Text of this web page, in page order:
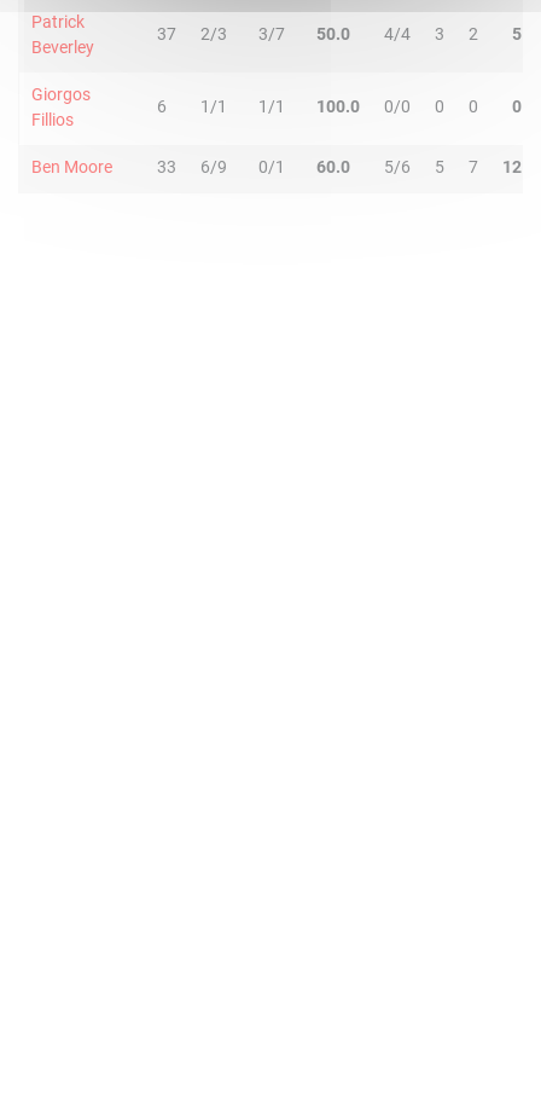
Patrick
Beverley
37 2/3 3/7 50.0 4/4 3 2 5
Giorgos
Fillios
6 1/1 1/1 100.0 0/0 0 0 0
Ben Moore 33 6/9 0/1 60.0 5/6 5 7 12